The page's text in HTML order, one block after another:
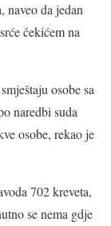
naveo da jedan
čekićem na
osobe sa
naredbi suda
osobe, rekao je
702 kreveta,
se nema gdje